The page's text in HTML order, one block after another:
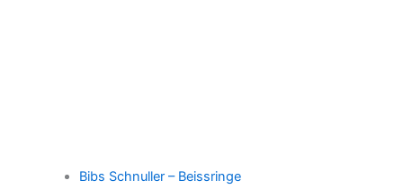
Bibs Schnuller – Beissringe